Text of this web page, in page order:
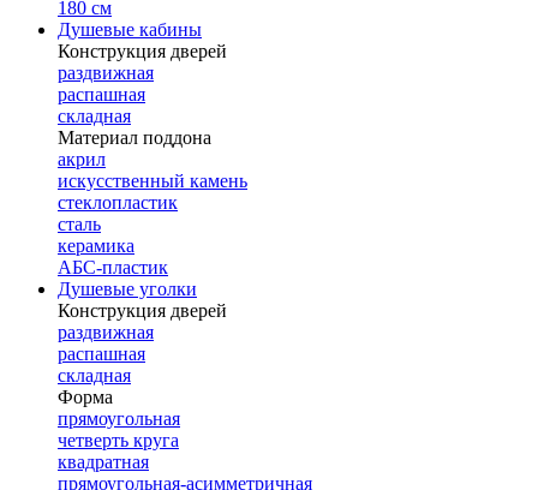
180 см
Душевые кабины
Конструкция дверей
раздвижная
распашная
складная
Материал поддона
акрил
искусственный камень
стеклопластик
сталь
керамика
АБС-пластик
Душевые уголки
Конструкция дверей
раздвижная
распашная
складная
Форма
прямоугольная
четверть круга
квадратная
прямоугольная-асимметричная